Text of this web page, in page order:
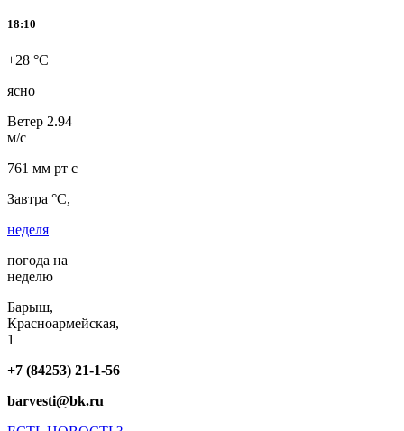
18:10
+28 °C
ясно
Ветер 2.94
м/с
761 мм рт с
Завтра °C,
неделя
погода на
неделю
Барыш,
Красноармейская,
1
+7 (84253) 21-1-56
barvesti@bk.ru